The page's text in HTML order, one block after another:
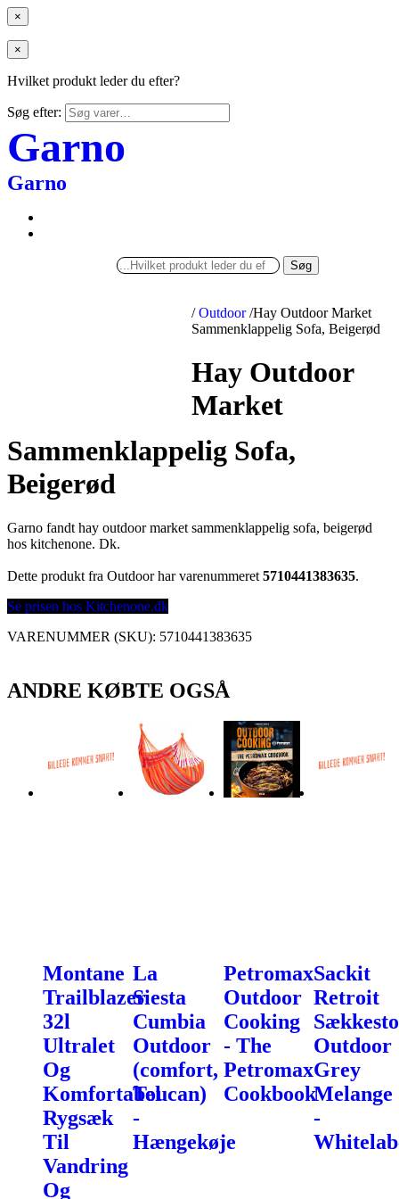
×
×
Hvilket produkt leder du efter?
Søg efter:
Garno
Garno
Søg
/ Outdoor /Hay Outdoor Market
Sammenklappelig Sofa, Beigerød
Hay Outdoor
Market
Sammenklappelig Sofa,
Beigerød
Garno fandt hay outdoor market sammenklappelig sofa, beigerød
hos kitchenone. Dk.
Dette produkt fra Outdoor har varenummeret 5710441383635.
Se prisen hos Kitchenone.dk
VARENUMMER (SKU): 5710441383635
ANDRE KØBTE OGSÅ
Montane
Trailblazer
32l
Ultralet
Og
Komfortabel
Rygsæk
Til
Vandring
Og
La
Siesta
Cumbia
Outdoor
(comfort,
Toucan)
-
Hængekøje
Petromax
Outdoor
Cooking
- The
Petromax
Cookbook
Sackit
Retroit
Outdoor
Grey
Melange
-